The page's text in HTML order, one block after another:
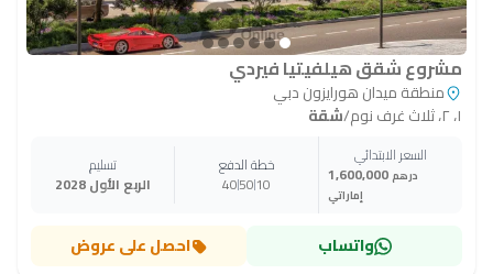
مشروع شقق هيلفيتيا فيردي
منطقة ميدان هورايزون دبي
١، ٢، ثلاث غرف نوم
/شقة
السعر الابتدائي
1,600,000 درهم
إماراتي
خطة الدفع
10
50
40
تسليم
الربع الأول 2028
واتساب احصل على عروض